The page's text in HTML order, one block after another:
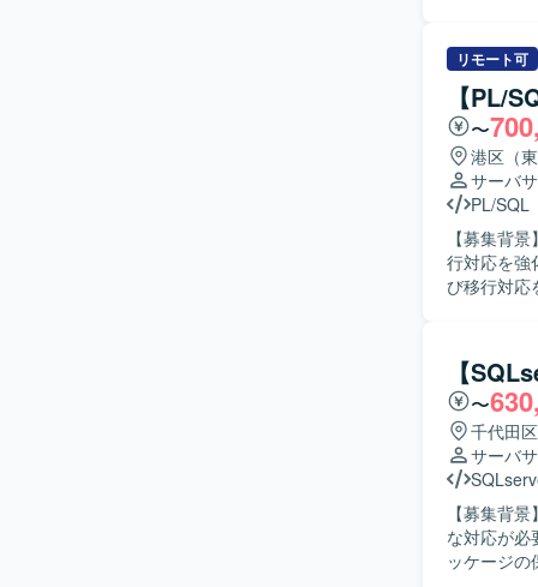
ューニン
等のETL
チ処理の
タやSaaS
JOIN・集
行っていただきます。 【求める人物像】 ・デ
がら、自ら
バーとコ
ていただける方を想定してい
わること
できます。
SSIS、
リモート可
【PL/
〜
港区（
サーバ
PL/SQL
【募集背
行対応を強化するための
び移行対応
ョンでは
行領域の統括をご担当い
ニケーショ
解決に向
調整に柔軟に対応で
ジを用いた
庫・購買
工程に関
です。 【開発環境】 PL/SQLを用いた開発環境下で、ERPパッケージと連携するアドオンやデ
ータ移行
【
〜
千代田
サーバ
【募集背
な対応が必要となっ
ッケージ